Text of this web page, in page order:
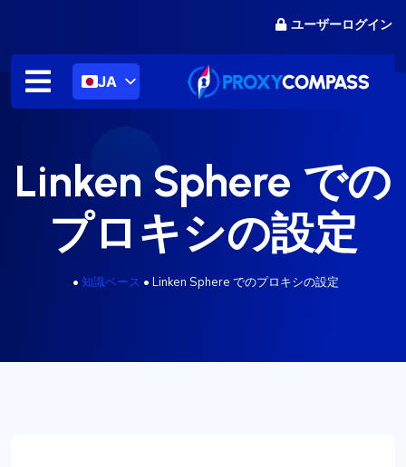
テ
ユーザーログイン
JA
Linken Sphere での
プロキシの設定
• 知識ベース • Linken Sphere でのプロキシの設定